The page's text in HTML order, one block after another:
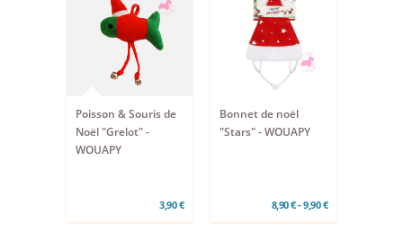
Poisson & Souris de
Noël "Grelot" -
WOUAPY
3,90 €
Bonnet de noël
"Stars" - WOUAPY
8,90 € - 9,90 €